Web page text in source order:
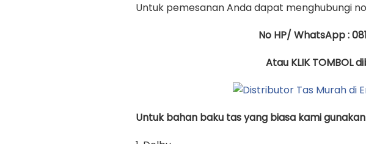
Untuk pemesanan Anda dapat menghubungi
No HP/ WhatsApp :
Atau KLIK TOMBOL
Untuk bahan baku tas yang biasa kami